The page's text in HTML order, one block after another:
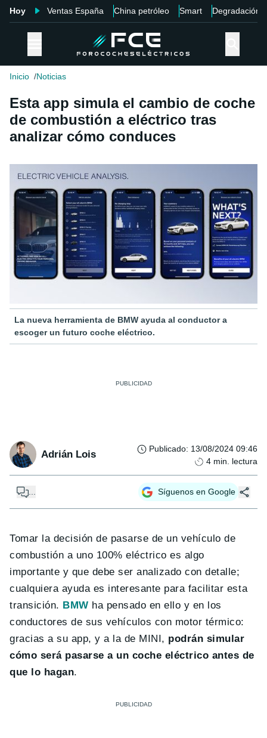
Hoy Ventas España China petróleo Smart Degradación
Inicio Noticias
Esta app simula el cambio de coche
de combustión a eléctrico tras
analizar cómo conduces
La nueva herramienta de BMW ayuda al conductor a
escoger un futuro coche eléctrico.
Adrián Lois Publicado: 13/08/2024 09:46
4 min. lectura
... Síguenos en Google
Tomar la decisión de pasarse de un vehículo de
combustión a uno 100% eléctrico es algo
importante y que debe ser analizado con detalle;
cualquiera ayuda es interesante para facilitar esta
transición. BMW ha pensado en ello y en los
conductores de sus vehículos con motor térmico:
gracias a su app, y a la de MINI, podrán simular
cómo será pasarse a un coche eléctrico antes de
que lo hagan.